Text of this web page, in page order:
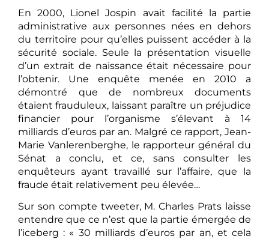
En 2000, Lionel Jospin avait facilité la partie
administrative aux personnes nées en dehors
du territoire pour qu’elles puissent accéder à la
sécurité sociale. Seule la présentation visuelle
d’un extrait de naissance était nécessaire pour
l’obtenir. Une enquête menée en 2010 a
démontré que de nombreux documents
étaient frauduleux, laissant paraître un préjudice
financier pour l’organisme s’élevant à 14
milliards d’euros par an. Malgré ce rapport, Jean-
Marie Vanlerenberghe, le rapporteur général du
Sénat a conclu, et ce, sans consulter les
enquêteurs ayant travaillé sur l’affaire, que la
fraude était relativement peu élevée…
Sur son compte tweeter, M. Charles Prats laisse
entendre que ce n’est que la partie émergée de
l’iceberg : « 30 milliards d’euros par an, et cela